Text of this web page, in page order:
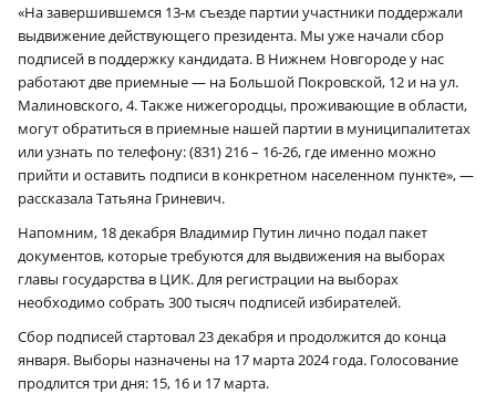
«На завершившемся 13‑м съезде партии участники поддержали
выдвижение действующего президента. Мы уже начали сбор
подписей в поддержку кандидата. В Нижнем Новгороде у нас
работают две приемные — на Большой Покровской, 12 и на ул.
Малиновского, 4. Также нижегородцы, проживающие в области,
могут обратиться в приемные нашей партии в муниципалитетах
или узнать по телефону: (831) 216 – 16-26, где именно можно
прийти и оставить подписи в конкретном населенном пункте», —
рассказала Татьяна Гриневич.
Напомним, 18 декабря Владимир Путин лично подал пакет
документов, которые требуются для выдвижения на выборах
главы государства в ЦИК. Для регистрации на выборах
необходимо собрать 300 тысяч подписей избирателей.
Сбор подписей стартовал 23 декабря и продолжится до конца
января. Выборы назначены на 17 марта 2024 года. Голосование
продлится три дня: 15, 16 и 17 марта.